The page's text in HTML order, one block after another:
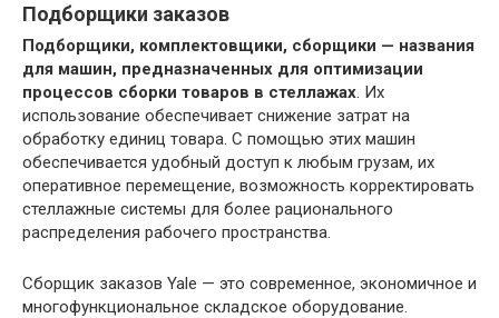
Подборщики заказов
Подборщики, комплектовщики, сборщики — названия
для машин, предназначенных для оптимизации
процессов сборки товаров в стеллажах . Их
использование обеспечивает снижение затрат на
обработку единиц товара. С помощью этих машин
обеспечивается удобный доступ к любым грузам, их
оперативное перемещение, возможность корректировать
стеллажные системы для более рационального
распределения рабочего пространства.
Сборщик заказов Yale — это современное, экономичное и
многофункциональное складское оборудование.